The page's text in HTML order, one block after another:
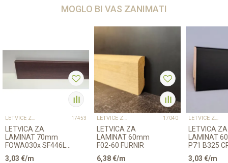
MOGLO BI VAS ZANIMATI
LETVICE ZA LAMINAT 17453
LETVICA ZA
LAMINAT 70mm
FOWA030x SF446L1
3,03 €/m
LETVICE ZA LAMINAT 17040
LETVICA ZA
LAMINAT 60mm
F02-60 FURNIR
6,38€/m
LETVICE ZA LAMINAT
LETVICA ZA
LAMINAT
P71 B325
3,03 €/m